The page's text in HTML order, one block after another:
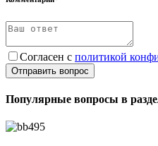
Согласен с политикой
Отправить вопрос
Популярные вопросы в